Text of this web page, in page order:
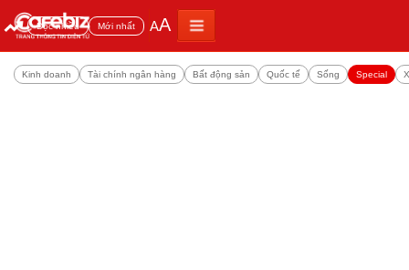
Đọc nhiều Mới nhất AA
Kinh doanh Tài chính ngân hàng Bất động sản Quốc tế Sống Special